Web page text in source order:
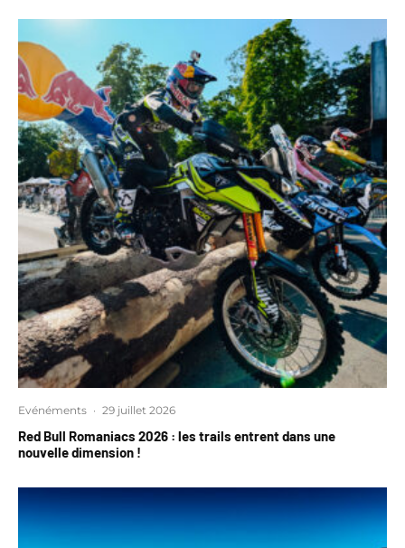
Evénéments · 29 juillet 2026
Red Bull Romaniacs 2026 : les trails entrent dans une
nouvelle dimension !